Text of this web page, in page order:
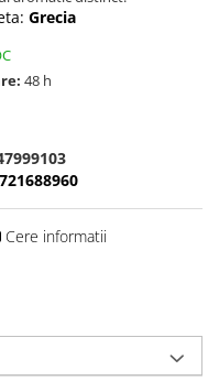
Grecia
48 h
Cere informatii